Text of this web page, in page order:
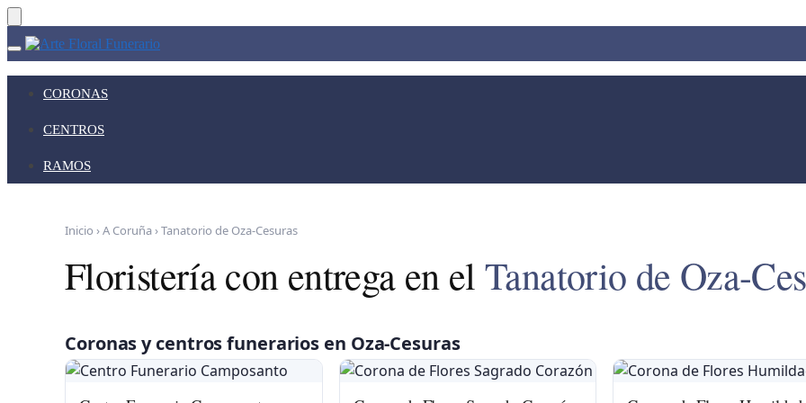
Skip
to
navigation
Skip
to
content
CORONAS
CENTROS
RAMOS
Inicio ›A Coruña›Tanatorio de Oza-Cesuras
Floristería con entrega en elTanatorio de Oza-
Coronas y centros funerarios en Oza-Cesuras